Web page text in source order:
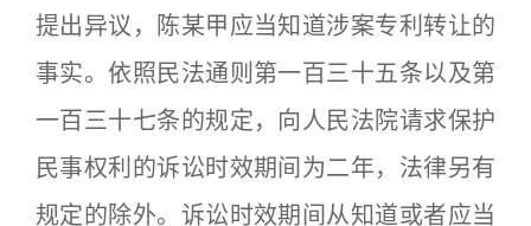
提出异议，陈某甲应当知道涉案专利转让的
事实。依照民法通则第一百三十五条以及第
一百三十七条的规定，向人民法院请求保护
民事权利的诉讼时效期间为二年，法律另有
规定的除外。诉讼时效期间从知道或者应当